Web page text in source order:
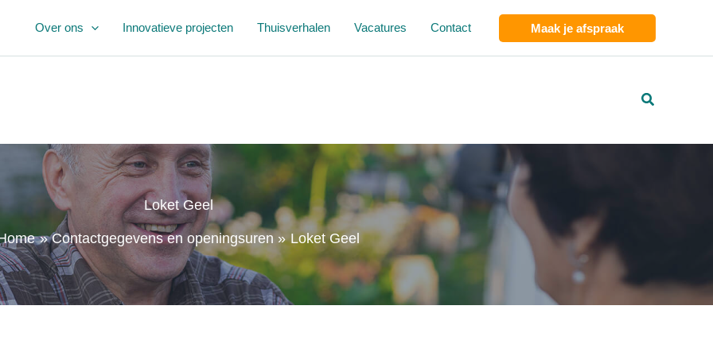
Over ons Innovatieve projecten Thuisverhalen Vacatures Contact Maak je afspraak
Zoeken
Loket Geel
Contactgegevens en openingsuren Loket Geel